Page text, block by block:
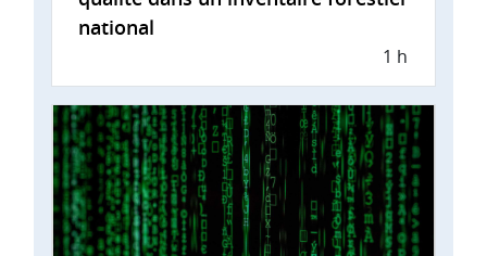
national
1 h